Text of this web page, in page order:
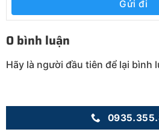
Gửi đi
0 bình luận
Hãy là người đầu tiên để lại bình